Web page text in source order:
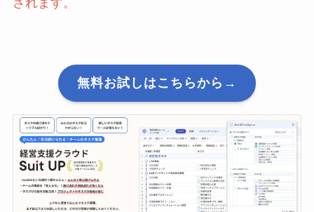
されます。
無料お試しはこちらから→